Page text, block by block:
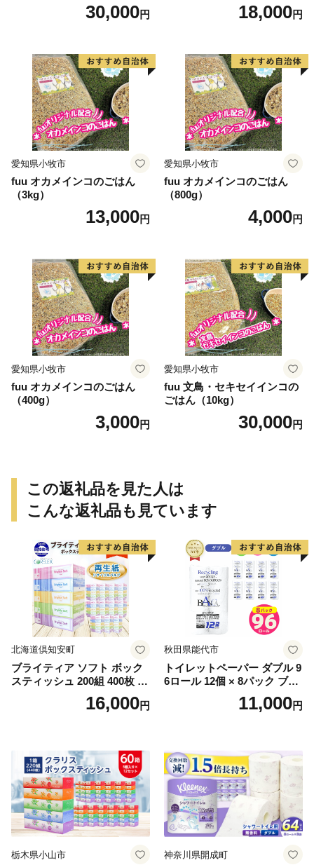
30,000円 18,000円
愛知県小牧市
fuu オカメインコのごはん
（3kg）
13,000円
愛知県小牧市
fuu オカメインコのごはん
（800g）
4,000円
愛知県小牧市
fuu オカメインコのごはん
（400g）
3,000円
愛知県小牧市
fuu 文鳥・セキセイインコの
ごはん（10kg）
30,000円
この返礼品を見た人は
こんな返礼品も見ています
北海道倶知安町
ブライティア ソフト ボック
スティッシュ 200組 400枚 60
箱 日本製 まとめ買い ティッ
シュ リサイクル 長持 防災 常
倶知安町 日用品
16,000円
秋田県能代市
トイレットペーパー ダブル 9
6ロール 12個 × 8パック ブラ
ンカ 再生紙 100％ 芯あり 日
用品 消耗品 無香料 生活用品
11,000円
栃木県小山市 神奈川県開成町